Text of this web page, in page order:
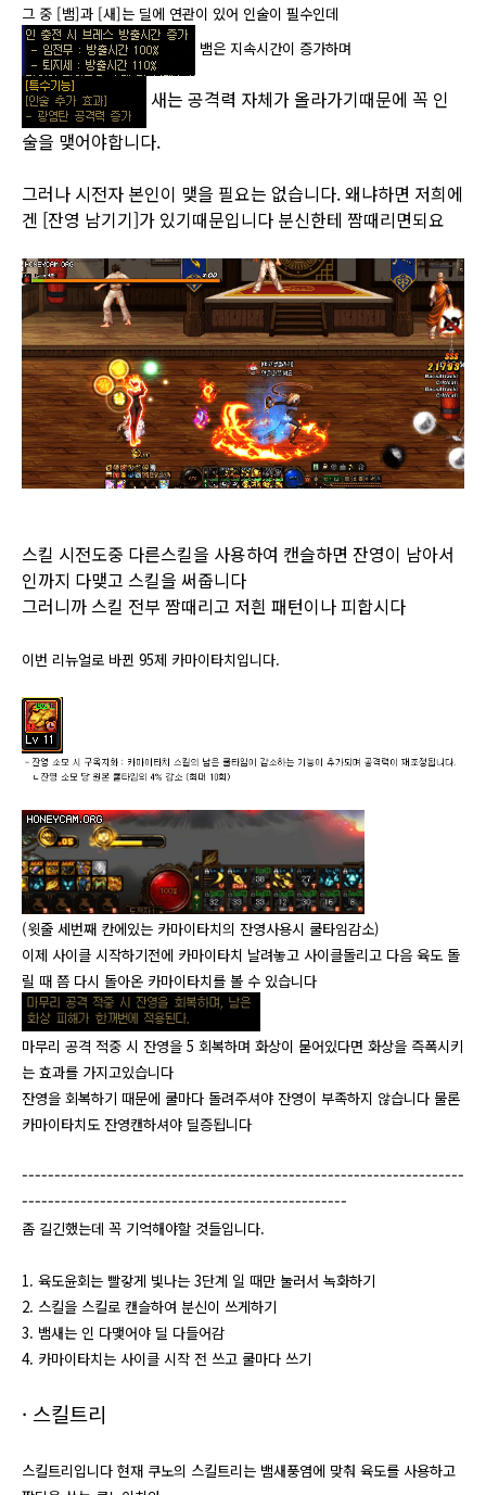
그 중 [뱀]과 [새]는 딜에 연관이 있어 인술이 필수인데
뱀은 지속시간이 증가하며
새는 공격력 자체가 올라가기때문에 꼭 인
술을 맺어야합니다.
그러나 시전자 본인이 맺을 필요는 없습니다. 왜냐하면 저희에
겐 [잔영 남기기]가 있기때문입니다 분신한테 짬때리면되요
스킬 시전도중 다른스킬을 사용하여 캔슬하면 잔영이 남아서
인까지 다맺고 스킬을 써줍니다
그러니까 스킬 전부 짬때리고 저흰 패턴이나 피합시다
​이번 리뉴얼로 바뀐 95제 카마이타치입니다.
​(윗줄 세번째 칸에있는 카마이타치의 잔영사용시 쿨타임감소)
이제 사이클 시작하기전에 카마이타치 날려놓고 사이클돌리고 다음 육도 돌
릴 때 쯤 다시 돌아온 카마이타치를 볼 수 있습니다
​마무리 공격 적중 시 ​잔영을 5 회복하며 화상이 묻어있다면 화상을 즉폭시키
는 효과를 가지고있습니다
잔영을 회복하기 때문에 쿨마다 돌려주셔야 잔영이 부족하지 않습니다 물론
카마이타치도 잔영캔하셔야 딜증됩니다
--------------------------------------------------------------------
--------------------------------------------------
​좀 길긴했는데 꼭 기억해야할 것들입니다.
​1. 육도윤회는 빨갛게 빛나는 3단계 일 때만 눌러서 녹화하기
2. 스킬을 스킬로 캔슬하여 분신이 쓰게하기
3. 뱀새는 인 다맺어야 딜 다들어감
​4. 카마이타치는 사이클 시작 전 쓰고 쿨마다 쓰기
​· ​스킬트리
스킬트리입니다 현재 쿠노의 스킬트리는 뱀새풍염에 맞춰 육도를 사용하고